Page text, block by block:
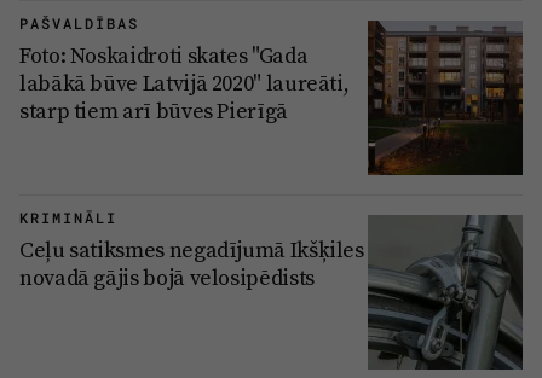
PAŠVALDĪBAS
Foto: Noskaidroti skates "Gada
labākā būve Latvijā 2020" laureāti,
starp tiem arī būves Pierīgā
KRIMINĀLI
Ceļu satiksmes negadījumā Ikšķiles
novadā gājis bojā velosipēdists